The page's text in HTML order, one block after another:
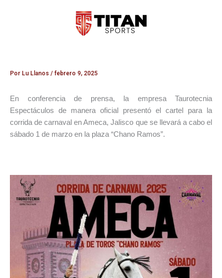
Por Lu Llanos / febrero 9, 2025
En conferencia de prensa, la empresa Taurotecnia
Espectáculos de manera oficial presentó el cartel para la
corrida de carnaval en Ameca, Jalisco que se llevará a cabo el
sábado 1 de marzo en la plaza “Chano Ramos”.